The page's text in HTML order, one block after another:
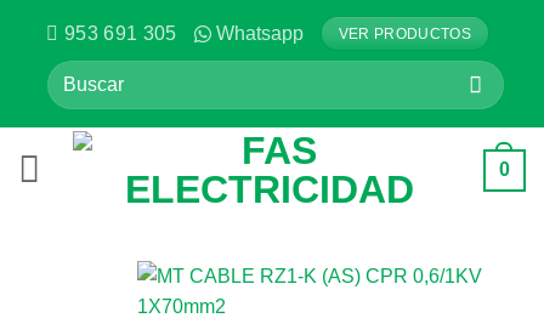
contenido
953 691 305 Whatsapp VER PRODUCTOS
Buscar
por:
0